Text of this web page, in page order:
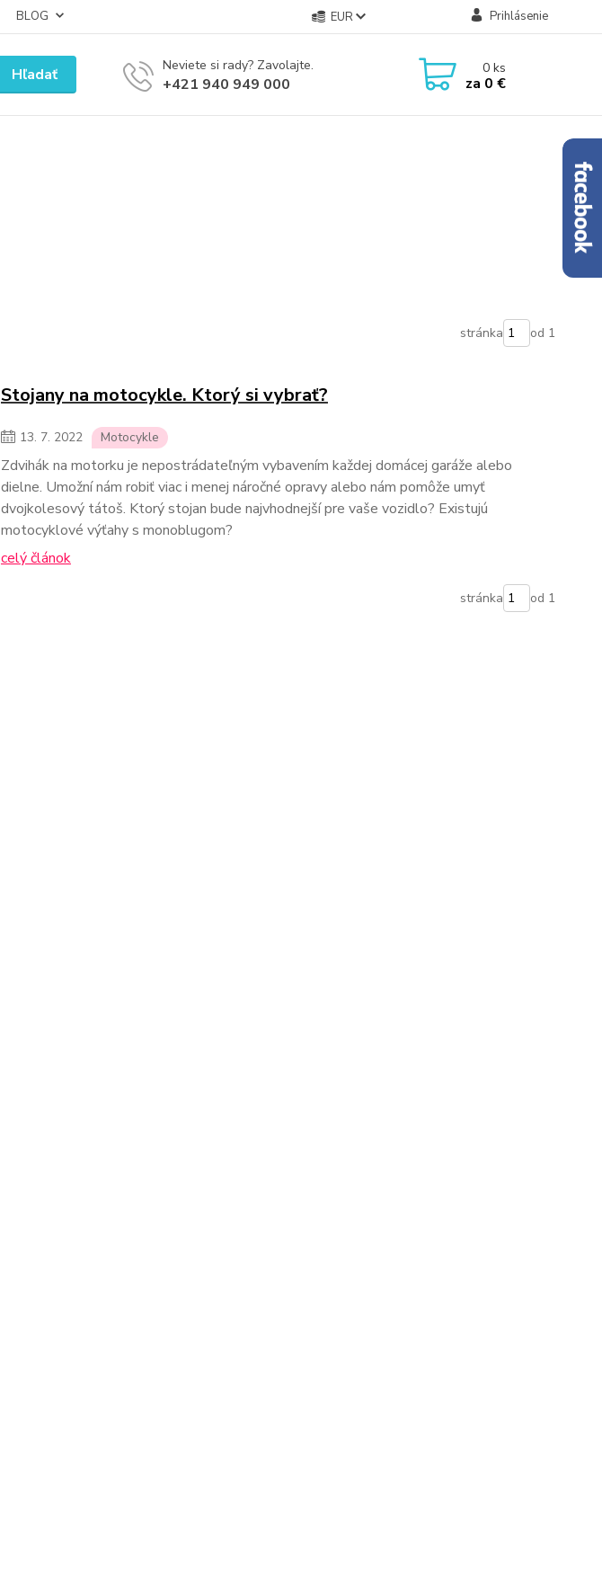
BLOG EUR Prihlásenie
Hľadať Neviete si rady? Zavolajte.
+421 940 949 000
0ks
za 0 €
stránka od 1
Stojany na motocykle. Ktorý si vybrať?
13. 7. 2022 Motocykle
Zdvihák na motorku je nepostrádateľným vybavením každej domácej garáže alebo
dielne. Umožní nám robiť viac i menej náročné opravy alebo nám pomôže umyť
dvojkolesový tátoš. Ktorý stojan bude najvhodnejší pre vaše vozidlo? Existujú
motocyklové výťahy s monoblugom?
celý článok
stránka od 1